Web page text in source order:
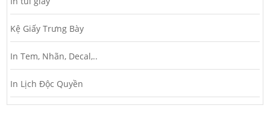
Kệ Giấy Trưng Bày
In Tem, Nhãn, Decal,..
In Lịch Độc Quyền